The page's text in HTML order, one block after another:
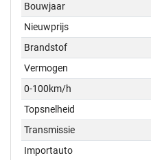
Bouwjaar
Nieuwprijs
Brandstof
Vermogen
0-100km/h
Topsnelheid
Transmissie
Importauto